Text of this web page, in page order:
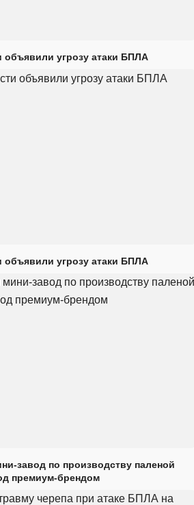
объявили угрозу атаки БПЛА
объявили угрозу атаки БПЛА
завод по производству паленой
премиум-брендом